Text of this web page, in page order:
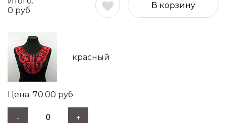
0 руб
В корзину
красный
70.00 руб
- +